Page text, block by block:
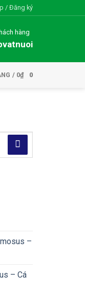
/ Đăng ký
hàng
/ 0₫ 0
–
– Cá